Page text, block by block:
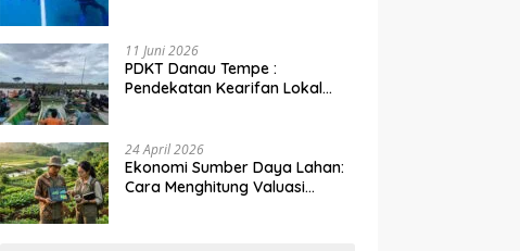
11 Juni 2026
PDKT Danau Tempe :
Pendekatan Kearifan Lokal
24 April 2026
Ekonomi Sumber Daya Lahan:
Cara Menghitung Valuasi